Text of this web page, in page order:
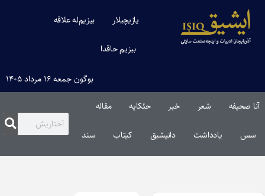
یازیچیلار بیزیم‌له علاقه
بیزیم حاقدا
بوگون جمعه ۱۶ مرداد ۱۴۰۵
آنا صحیفه شعر خبر حئکایه مقاله‌
سس یادداشت دانیشیق کیتاب سند